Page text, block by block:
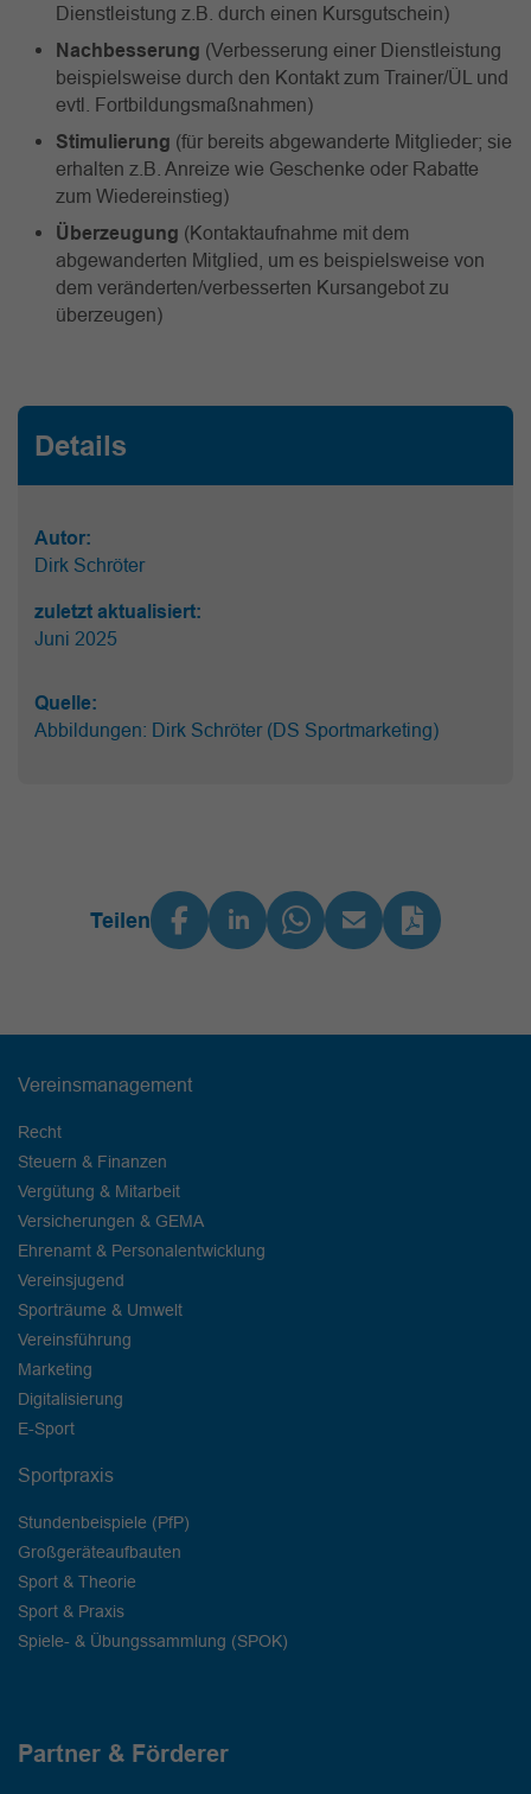
Dienstleistung z.B. durch einen Kursgutschein)
Nachbesserung (Verbesserung einer Dienstleistung
beispielsweise durch den Kontakt zum Trainer/ÜL und
evtl. Fortbildungsmaßnahmen)
Stimulierung (für bereits abgewanderte Mitglieder; sie
erhalten z.B. Anreize wie Geschenke oder Rabatte
zum Wiedereinstieg)
Überzeugung (Kontaktaufnahme mit dem
abgewanderten Mitglied, um es beispielsweise von
dem veränderten/verbesserten Kursangebot zu
überzeugen)
Details
Autor:
Dirk Schröter
zuletzt aktualisiert:
Juni 2025
Quelle:
Abbildungen: Dirk Schröter (DS Sportmarketing)
Teilen
Vereinsmanagement
Recht
Steuern & Finanzen
Vergütung & Mitarbeit
Versicherungen & GEMA
Ehrenamt & Personalentwicklung
Vereinsjugend
Sporträume & Umwelt
Vereinsführung
Marketing
Digitalisierung
E-Sport
Sportpraxis
Stundenbeispiele (PfP)
Großgeräteaufbauten
Sport & Theorie
Sport & Praxis
Spiele- & Übungssammlung (SPOK)
Partner & Förderer